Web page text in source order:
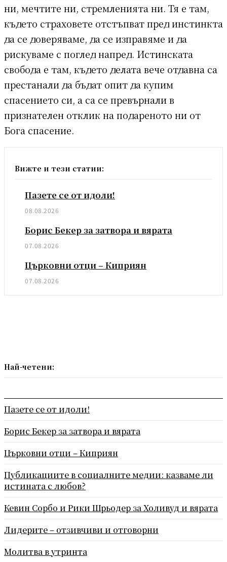
ни, мечтите ни, стремленията ни. Тя е там,
където страховете отстъпват пред инстинкта
да се доверяваме, да се изправяме и да
рискуваме с поглед напред. Истинската
свобода е там, където делата вече отдавна са
престанали да бъдат опит да купим
спасението си, а са се превърнали в
признателен отклик на подареното ни от
Бога спасение.
Вижте и тези статии:
Пазете се от идоли!
08.08.2026
Борис Бекер за затвора и вярата
07.08.2026
Църковни отци – Киприян
07.08.2026
Най-четени:
Пазете се от идоли!
Борис Бекер за затвора и вярата
Църковни отци – Киприян
Публикациите в социалните медии: казваме ли
истината с любов?
Кевин Сорбо и Рики Шрьодер за Холивуд и вярата
Лидерите – отзивчиви и отговорни
Молитва в утринта